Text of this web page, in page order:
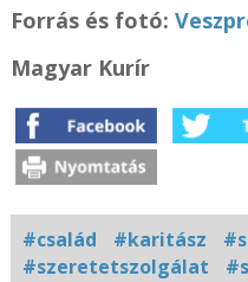
Forrás és fotó:
Magyar Kurír
#család #karitász
#szeretetszolgálat